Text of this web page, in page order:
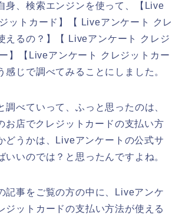
身、検索エンジンを使って、【Live
ットカード】【 Liveアンケート クレ
るの？】【 Liveアンケート クレジ
】【Liveアンケート クレジットカー
じで調べてみることにしました。
調べていって、ふっと思ったのは、
お店でクレジットカードの支払い方
どうかは、Liveアンケートの公式サ
いいのでは？と思ったんですよね。
記事をご覧の方の中に、Liveアンケ
ジットカードの支払い方法が使える